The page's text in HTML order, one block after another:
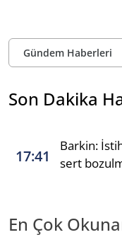
Gündem Haberleri
Son Dakika
17:41
Barkin:
sert
En Çok